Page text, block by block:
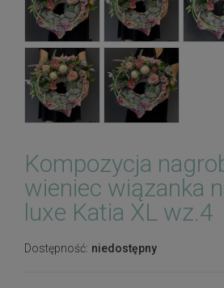
Kompozycja
wieniec wiązanka
luxe Katia XL wz.4
Dostępność: niedostępny